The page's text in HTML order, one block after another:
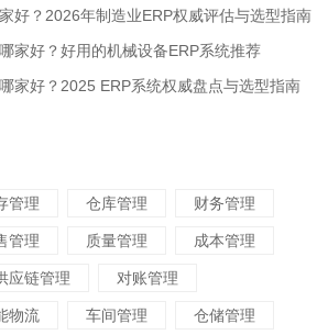
好？2026年制造业ERP权威评估与选型指南
家好？好用的机械设备ERP系统推荐
家好？2025 ERP系统权威盘点与选型指南
管理 仓库管理 财务管理
管理 质量管理 成本管理
应链管理 对账管理
物流 车间管理 仓储管理